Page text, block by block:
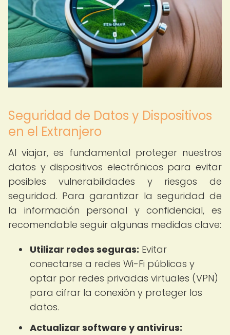
Seguridad de Datos y Dispositivos
en el Extranjero
Al viajar, es fundamental proteger nuestros
datos y dispositivos electrónicos para evitar
posibles vulnerabilidades y riesgos de
seguridad. Para garantizar la seguridad de
la información personal y confidencial, es
recomendable seguir algunas medidas clave:
Utilizar redes seguras: Evitar
conectarse a redes Wi-Fi públicas y
optar por redes privadas virtuales (VPN)
para cifrar la conexión y proteger los
datos.
Actualizar software y antivirus: